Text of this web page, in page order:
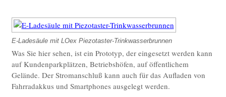
E-Ladesäule mit LOex Piezotaster-Trinkwasserbrunnen
Was Sie hier sehen, ist ein Prototyp, der eingesetzt werden kann
auf Kundenparkplätzen, Betriebshöfen, auf öffentlichem
Gelände. Der Stromanschluß kann auch für das Aufladen von
Fahrradakkus und Smartphones ausgelegt werden.